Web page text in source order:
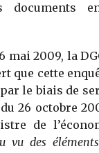
documents
mai 2009, la
que cette
le biais de
26 octobre
de
vu des